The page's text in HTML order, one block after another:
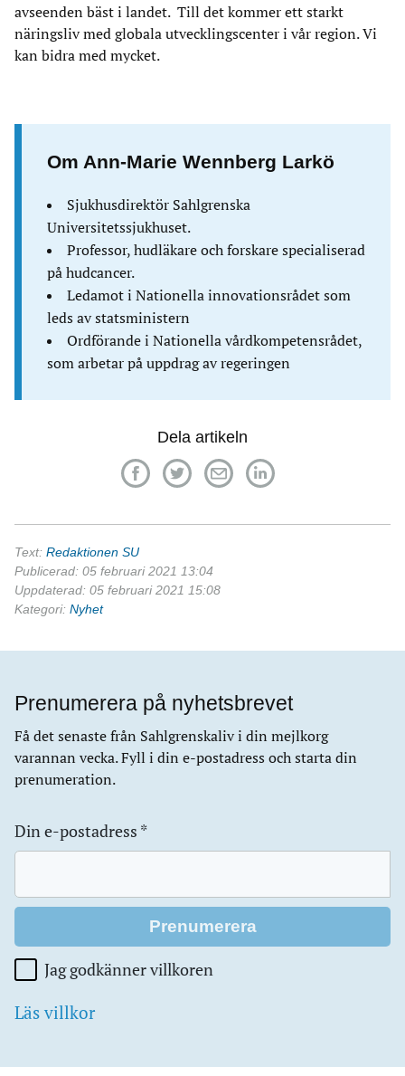
avseenden bäst i landet. Till det kommer ett starkt
näringsliv med globala utvecklingscenter i vår region. Vi
kan bidra med mycket.
Om Ann-Marie Wennberg Larkö
Sjukhusdirektör Sahlgrenska
Universitetssjukhuset.
Professor, hudläkare och forskare specialiserad
på hudcancer.
Ledamot i Nationella innovationsrådet som
leds av statsministern
Ordförande i Nationella vårdkompetensrådet,
som arbetar på uppdrag av regeringen
Dela artikeln
Text: Redaktionen SU
Publicerad: 05 februari 2021 13:04
Uppdaterad: 05 februari 2021 15:08
Kategori: Nyhet
Prenumerera på nyhetsbrevet
Få det senaste från Sahlgrenskaliv i din mejlkorg
varannan vecka. Fyll i din e-postadress och starta din
prenumeration.
Din e-postadress *
Jag godkänner villkoren
Läs villkor